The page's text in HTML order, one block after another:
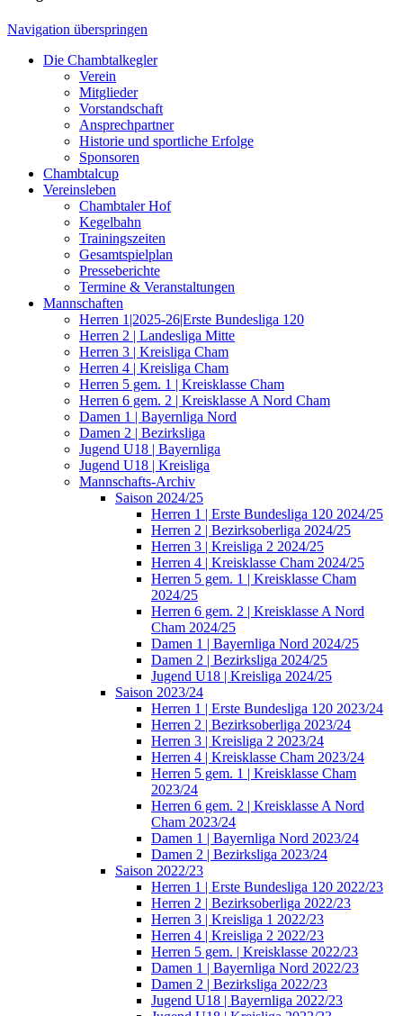
Navigation überspringen
Die Chambtalkegler
Verein
Mitglieder
Vorstandschaft
Ansprechpartner
Historie und sportliche Erfolge
Sponsoren
Chambtalcup
Vereinsleben
Chambtaler Hof
Kegelbahn
Trainingszeiten
Gesamtspielplan
Presseberichte
Termine & Veranstaltungen
Mannschaften
Herren 1|2025-26|Erste Bundesliga 120
Herren 2 | Landesliga Mitte
Herren 3 | Kreisliga Cham
Herren 4 | Kreisliga Cham
Herren 5 gem. 1 | Kreisklasse Cham
Herren 6 gem. 2 | Kreisklasse A Nord Cham
Damen 1 | Bayernliga Nord
Damen 2 | Bezirksliga
Jugend U18 | Bayernliga
Jugend U18 | Kreisliga
Mannschafts-Archiv
Saison 2024/25
Herren 1 | Erste Bundesliga 120 2024/25
Herren 2 | Bezirksoberliga 2024/25
Herren 3 | Kreisliga 2 2024/25
Herren 4 | Kreisklasse Cham 2024/25
Herren 5 gem. 1 | Kreisklasse Cham
2024/25
Herren 6 gem. 2 | Kreisklasse A Nord
Cham 2024/25
Damen 1 | Bayernliga Nord 2024/25
Damen 2 | Bezirksliga 2024/25
Jugend U18 | Kreisliga 2024/25
Saison 2023/24
Herren 1 | Erste Bundesliga 120 2023/24
Herren 2 | Bezirksoberliga 2023/24
Herren 3 | Kreisliga 2 2023/24
Herren 4 | Kreisklasse Cham 2023/24
Herren 5 gem. 1 | Kreisklasse Cham
2023/24
Herren 6 gem. 2 | Kreisklasse A Nord
Cham 2023/24
Damen 1 | Bayernliga Nord 2023/24
Damen 2 | Bezirksliga 2023/24
Saison 2022/23
Herren 1 | Erste Bundesliga 120 2022/23
Herren 2 | Bezirksoberliga 2022/23
Herren 3 | Kreisliga 1 2022/23
Herren 4 | Kreisliga 2 2022/23
Herren 5 gem. | Kreisklasse 2022/23
Damen 1 | Bayernliga Nord 2022/23
Damen 2 | Bezirksliga 2022/23
Jugend U18 | Bayernliga 2022/23